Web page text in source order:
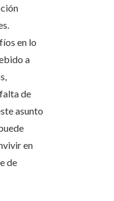
en lo
a
de
asunto
en
de